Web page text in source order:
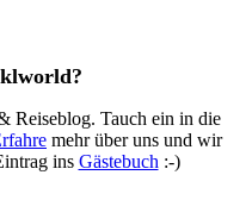
Reiseblog. Tauch ein in die
mehr über uns und wir
ins Gästebuch :-)